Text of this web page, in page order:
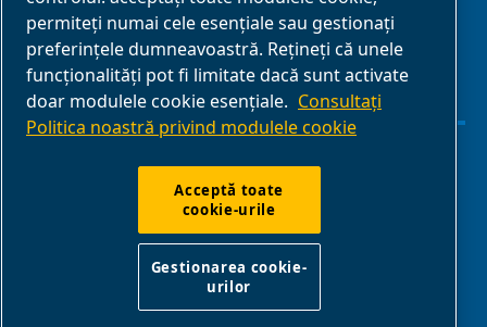
Business Portal
Galerie media
ABAC
Gestionarea cookie-urilor
Declarație de confidențialitate
ABAC International | Multiair International Srl - Via Cristoforo
Colombo 3, 10070, Robassomero (TO), Italy |
permiteți numai cele esențiale sau gestionați
preferințele dumneavoastră. Rețineți că unele
funcționalități pot fi limitate dacă sunt activate
doar modulele cookie esențiale. Consultați
Politica noastră privind modulele cookie
Acceptă toate
cookie-urile
Gestionarea cookie-
urilor